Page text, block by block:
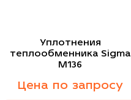
Уплотнения
теплообменника Sigma
M136
Цена по запросу